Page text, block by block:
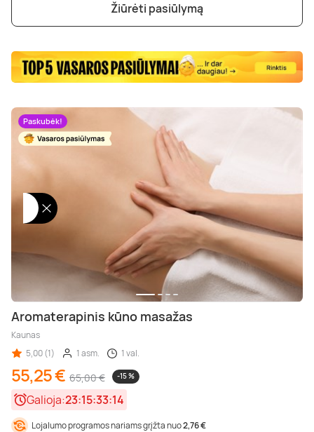
Žiūrėti pasiūlymą
Paskubėk!
Aromaterapinis kūno masažas
Kaunas
5,00 (1)
1 asm. 1 val.
55,25 € 65,00 € -15 %
Galioja:23:15:33:13
Lojalumo programos nariams grįžta nuo2,76 €